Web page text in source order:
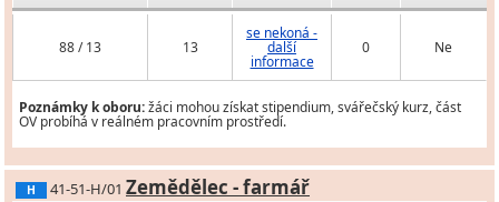
88 / 13 13
se nekoná -
další
informace
0 Ne
Poznámky k oboru:žáci mohou získat stipendium, svářečský kurz, část
OV probíhá v reálném pracovním prostředí.
H 41-51-H/01 Zemědělec - farmář